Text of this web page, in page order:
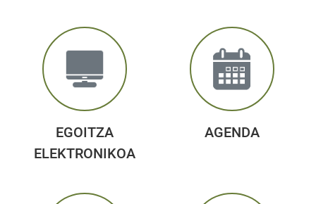
EGOITZA
ELEKTRONIKOA
AGENDA